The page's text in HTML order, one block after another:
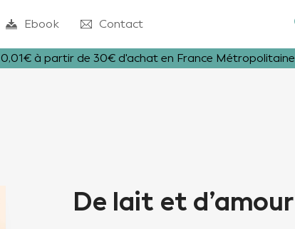
Ebook Contact
0,01€ à partir de 30€ d'achat en France Métropolitaine
De lait et d’amour